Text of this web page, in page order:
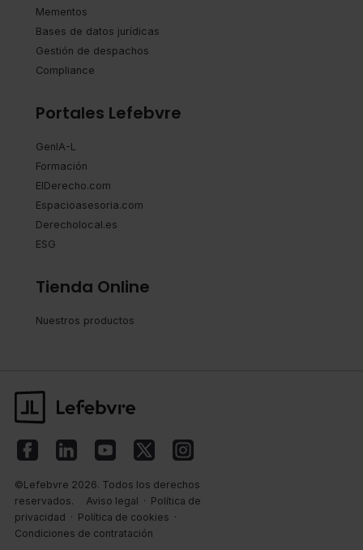
Mementos
Bases de datos jurídicas
Gestión de despachos
Compliance
Portales Lefebvre
GenIA-L
Formación
ElDerecho.com
Espacioasesoria.com
Derecholocal.es
ESG
Tienda Online
Nuestros productos
©Lefebvre 2026. Todos los derechos
reservados.
Aviso legal · Política de
privacidad · Política de cookies ·
Condiciones de contratación